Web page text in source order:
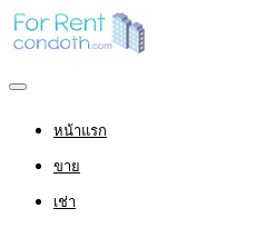
หน้าแรก
ขาย
เช่า